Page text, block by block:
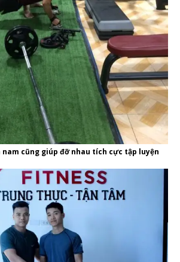
cũng giúp đỡ nhau tích cực tập luyện